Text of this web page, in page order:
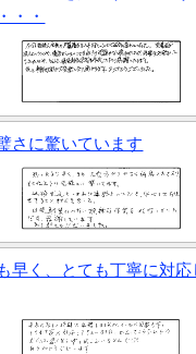
・・
さに驚いています
早く、とても丁寧に対応